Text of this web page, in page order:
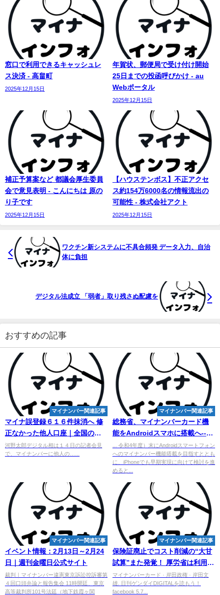
窓口で利用できるキャッシュレ
ス決済 - 高畠町
2025年12月15日
年賀状、郵便局で受け付け開始
25日までの投函呼びかけ - au
Webポータル
2025年12月15日
補正予算案など 都議会厚生委員
会で意見表明 - こんにちは 原の
り子です
2025年12月15日
【ハウステンボス】不正アクセ
ス約154万6000名の情報流出の
可能性 - 株式会社アクト
2025年12月15日
ワクチン新システムに不具合頻発 データ入力、自治
体に負担
デジタル法成立 「弱者」取り残さぬ配慮を
おすすめの記事
マイナンバー関連記事
マイナ誤登録６１６件抹消へ 修
正なかった他人口座｜全国のニ
ュース - 北國新聞
河野太郎デジタル相は１４日の記者会見
で、マイナンバーに他人の…...
マイナンバー関連記事
総務省、 マイナンバーカード機
能をAndroidスマホに搭載へ--
iPhoneでも実現目指す - CNET
Japan
... 令和4年度）末にAndroidスマートフォン
へのマイナンバー機能搭載を目指すととも
に、iPhoneでも早期実現に向けて検討を進
めると...
マイナンバー関連記事
イベント情報：2月13日～2月24
日｜週刊金曜日公式サイト
裁判｜マイナンバー違憲東京訴訟控訴審第
４回口頭弁論と報告集会 11時開廷、東京
高等裁判所101号法廷（地下鉄霞ヶ関
マイナンバー関連記事
保険証廃止でコスト削減の“大甘
試算”また発覚！ 厚労省は利用登
録者「減少」を想定せず
マイナンバーカード · 岸田政権 · 岸田文
雄. 日刊ゲンダイDIGITALを読もう！
facebook 5.7...